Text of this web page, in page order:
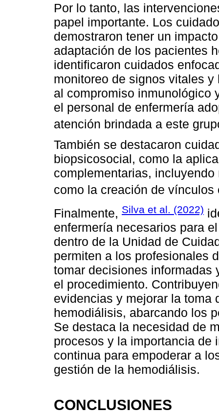
Por lo tanto, las
papel importante. Los
demostraron tener un
adaptación de los pacientes
identificaron cuidados
monitoreo de signos vitales
al compromiso inmunológico
el personal de enfermería
atención brindada a este
También se destacaron
biopsicosocial, como la
complementarias,
como la creación de vínculos
Finalmente, Silva et al. (2022)
enfermería necesarios para
dentro de la Unidad de
permiten a los profesionales
tomar decisiones informadas
el procedimiento.
evidencias y mejorar la toma
hemodiálisis, abarcando los
Se destaca la necesidad de
procesos y la importancia de
continua para empoderar a
gestión de la hemodiálisis.
CONCLUSIONES